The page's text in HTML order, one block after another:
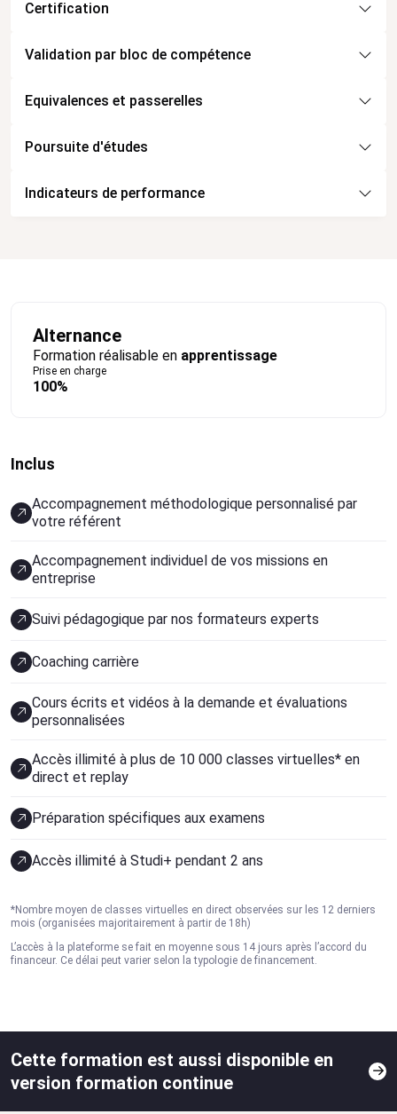
Certification
Validation par bloc de compétence
Equivalences et passerelles
Poursuite d'études
Indicateurs de performance
Alternance
Formation réalisable en apprentissage
Prise en charge
100%
Inclus
Accompagnement méthodologique personnalisé par
votre référent
Accompagnement individuel de vos missions en
entreprise
Suivi pédagogique par nos formateurs experts
Coaching carrière
Cours écrits et vidéos à la demande et évaluations
personnalisées
Accès illimité à plus de 10 000 classes virtuelles* en
direct et replay
Préparation spécifiques aux examens
Accès illimité à Studi+ pendant 2 ans
*Nombre moyen de classes virtuelles en direct observées sur les 12 derniers
mois (organisées majoritairement à partir de 18h)
L’accès à la plateforme se fait en moyenne sous 14 jours après l’accord du
financeur. Ce délai peut varier selon la typologie de financement.
Cette formation est aussi disponible en
version formation continue